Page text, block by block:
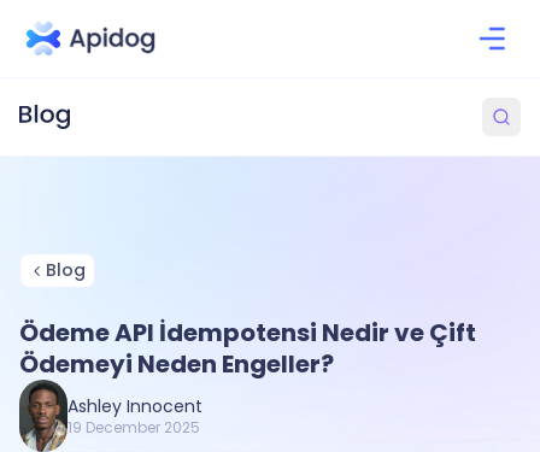
Blog
Ödeme API İdempotensi Nedir ve Çift
Ödemeyi Neden Engeller?
Ashley Innocent
19 December 2025